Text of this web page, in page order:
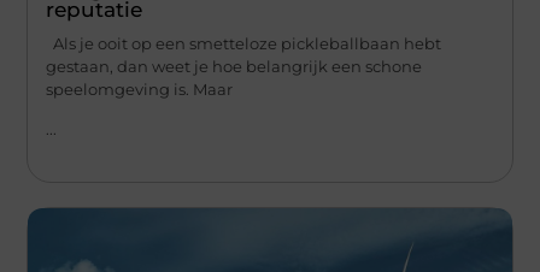
reputatie
Als je ooit op een smetteloze pickleballbaan hebt
gestaan, dan weet je hoe belangrijk een schone
speelomgeving is. Maar